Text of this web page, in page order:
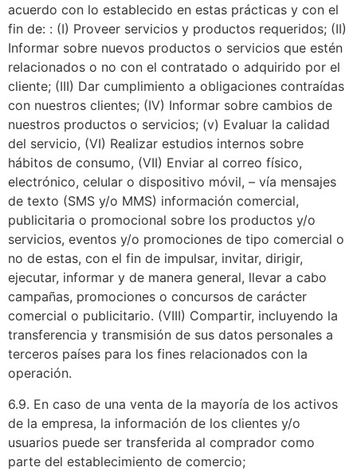
acuerdo con lo establecido en estas prácticas y con el
fin de: : (I) Proveer servicios y productos requeridos; (II)
Informar sobre nuevos productos o servicios que estén
relacionados o no con el contratado o adquirido por el
cliente; (III) Dar cumplimiento a obligaciones contraídas
con nuestros clientes; (IV) Informar sobre cambios de
nuestros productos o servicios; (v) Evaluar la calidad
del servicio, (VI) Realizar estudios internos sobre
hábitos de consumo, (VII) Enviar al correo físico,
electrónico, celular o dispositivo móvil, – vía mensajes
de texto (SMS y/o MMS) información comercial,
publicitaria o promocional sobre los productos y/o
servicios, eventos y/o promociones de tipo comercial o
no de estas, con el fin de impulsar, invitar, dirigir,
ejecutar, informar y de manera general, llevar a cabo
campañas, promociones o concursos de carácter
comercial o publicitario. (VIII) Compartir, incluyendo la
transferencia y transmisión de sus datos personales a
terceros países para los fines relacionados con la
operación.
6.9. En caso de una venta de la mayoría de los activos
de la empresa, la información de los clientes y/o
usuarios puede ser transferida al comprador como
parte del establecimiento de comercio;